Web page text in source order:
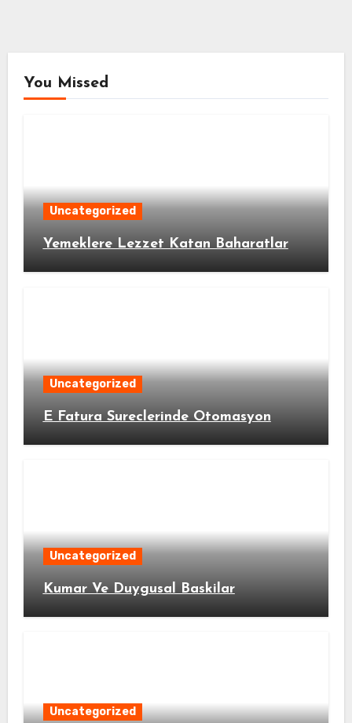
You Missed
Uncategorized
Yemeklere Lezzet Katan Baharatlar
Uncategorized
E Fatura Sureclerinde Otomasyon
Uncategorized
Kumar Ve Duygusal Baskilar
Uncategorized